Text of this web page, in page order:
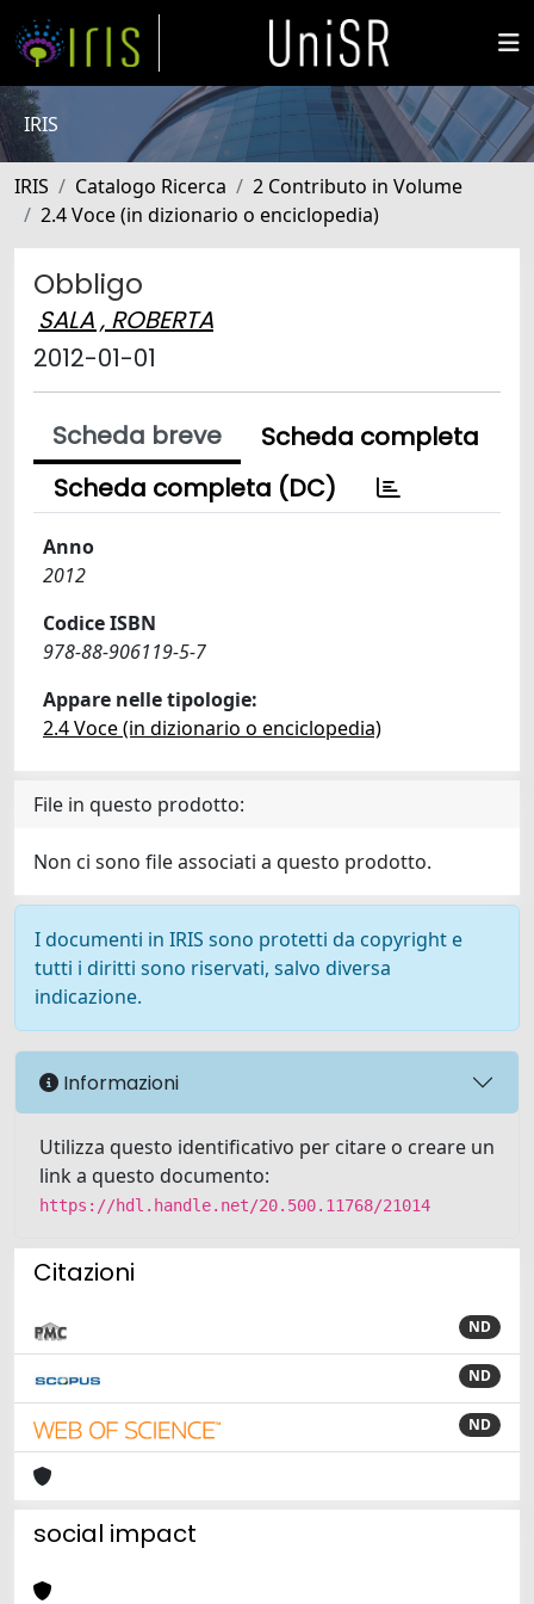
IRIS
IRIS Catalogo Ricerca
2 Contributo in Volume
2.4 Voce (in dizionario o enciclopedia)
Obbligo
SALA , ROBERTA
2012-01-01
Scheda breve
Scheda completa
Scheda completa (DC)
Anno
2012
Codice ISBN
978-88-906119-5-7
Appare nelle tipologie:
2.4 Voce (in dizionario o enciclopedia)
File in questo prodotto:
Non ci sono file associati a questo prodotto.
I documenti in IRIS sono protetti da copyright e
tutti i diritti sono riservati, salvo diversa
indicazione.
Informazioni
Utilizza questo identificativo per citare o creare un
link a questo documento:
https://hdl.handle.net/20.500.11768/21014
Citazioni
ND
ND
ND
social impact